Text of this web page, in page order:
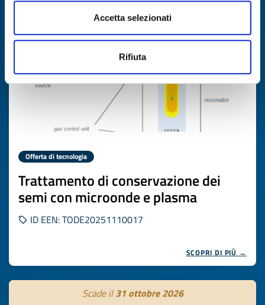
Accetta selezionati
Rifiuta
Offerta di tecnologia
Trattamento di conservazione dei
semi con microonde e plasma
ID EEN: TODE20251110017
SCOPRI DI PIÙ →
Scade il31 ottobre 2026